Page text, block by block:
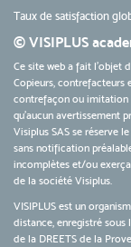
Taux de satisfaction
© VISIPLUS
Ce site web a fait l'objet
Copieurs, contrefacteurs
contrefaçon ou imitation
qu’aucun avertissement
Visiplus SAS se réserve
sans notification
incomplètes et/ou
de la société Visiplus.
VISIPLUS est un
distance, enregistré sous
de la DREETS de la